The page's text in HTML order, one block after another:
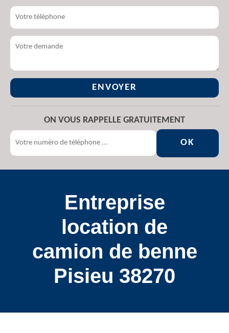
ON VOUS RAPPELLE GRATUITEMENT
Entreprise
location de
camion de benne
Pisieu 38270